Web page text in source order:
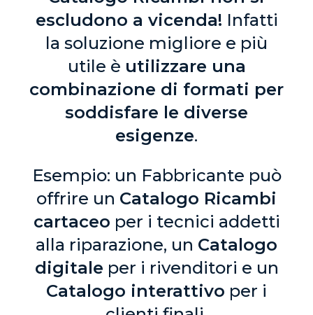
escludono a vicenda! Infatti
la soluzione migliore e più
utile è utilizzare una
combinazione di formati per
soddisfare le diverse
esigenze.
Esempio: un Fabbricante può
offrire un Catalogo Ricambi
cartaceo per i tecnici addetti
alla riparazione, un Catalogo
digitale per i rivenditori e un
Catalogo interattivo per i